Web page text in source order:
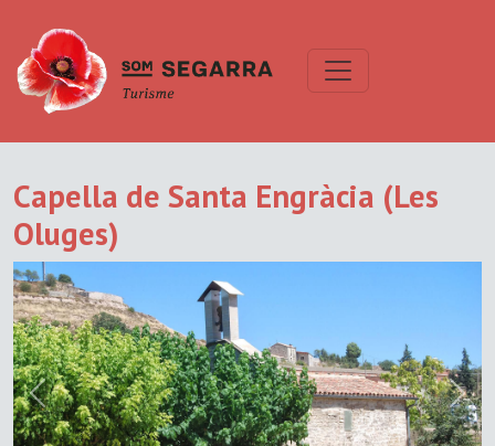
Capella de Santa Engràcia (Les
Oluges)
Previous Next